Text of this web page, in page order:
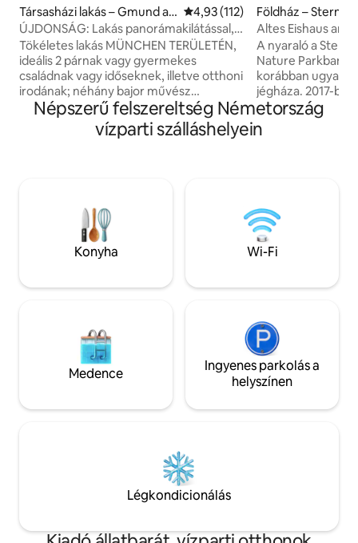
Társasházi lakás – Gmund a
m Tegernsee
Átlagos értékelés: 5/4,93, 112
4,93 (112)
ÚJDONSÁG: Lakás panorámakilátással,
bemutatkozó ajánlat
Tökéletes lakás MÜNCHEN TERÜLETÉN,
ideális 2 párnak vagy gyermekes
családnak vagy időseknek, illetve otthoni
irodának; néhány bajor művész
újjáépítette a tóra néző történelmi
kávézót és 80 négyzetméteres
teraszokat (napozóágyak); ízlésesen
hozzáférés a híres panorámasétához és
az 5 csillagos étteremhez +gyógyfürdő+
beergarden vagy a klubházhoz a
Földház –
Altes Eishaus am
A nyaraló a
Nature Parkban
korábban
jégháza. 2017-
szauna, a kenu,
állószörf,
tollaslabda
Balti-tengerre,
Wismarba és
km-re található.
Népszerű felszereltség Németország
vízparti szálláshelyein
Konyha Wi-Fi
Medence
Ingyenes parkolás a
helyszínen
Légkondicionálás